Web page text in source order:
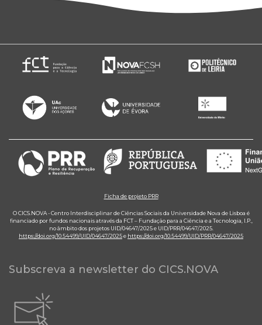
Ficha de projeto PRR
O CICS.NOVA - Centro Interdisciplinar de Ciências Sociais da Universidade Nova de Lisboa é
financiado por fundos nacionais através da FCT – Fundação para a Ciência e a Tecnologia, I.P.,
no âmbito dos projetos UID/04647/2025 e UID/PRR/04647/2025.
https://doi.org/10.54499/UID/04647/2025e https://doi.org/10.54499/UID/PRR/04647/2025
Subscreva a newsletter do CICS.NOVA